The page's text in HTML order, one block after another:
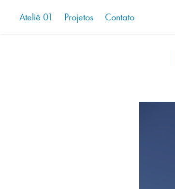
Ateliê 01 Projetos Contato